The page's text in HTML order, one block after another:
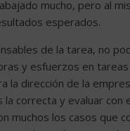
mucho, pero al
esperados.
de la tarea, no
y esfuerzos en
la dirección de la
la correcta y evaluar
muchos los casos